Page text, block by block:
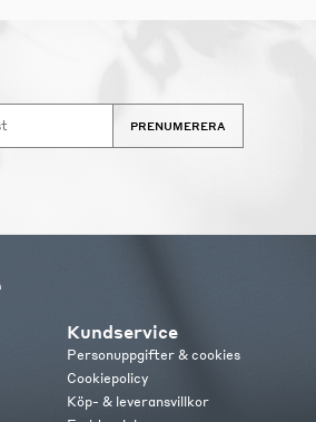
PRENUMERERA
Kundservice
Personuppgifter & cookies
Cookiepolicy
Köp- & leveransvillkor